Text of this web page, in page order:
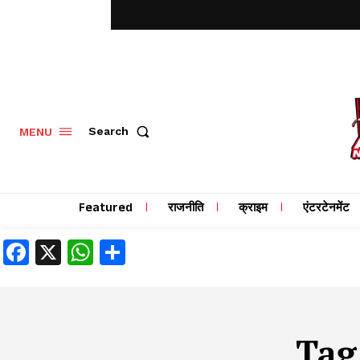
MENU Search
Featured राजनीति क्राइम एंटरटेनमेंट
Facebook
X WhatsApp